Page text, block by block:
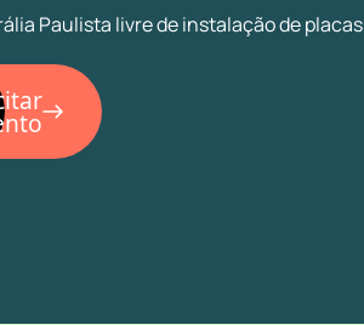
Paulista livre de instalação de placas